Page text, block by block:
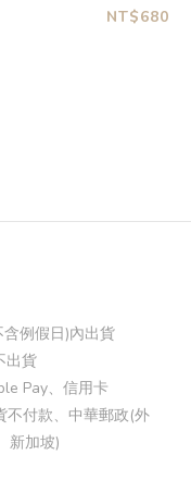
NT$680
例假日)內出貨
出貨
Pay、信用卡
付款、中華郵政(外
新加坡)